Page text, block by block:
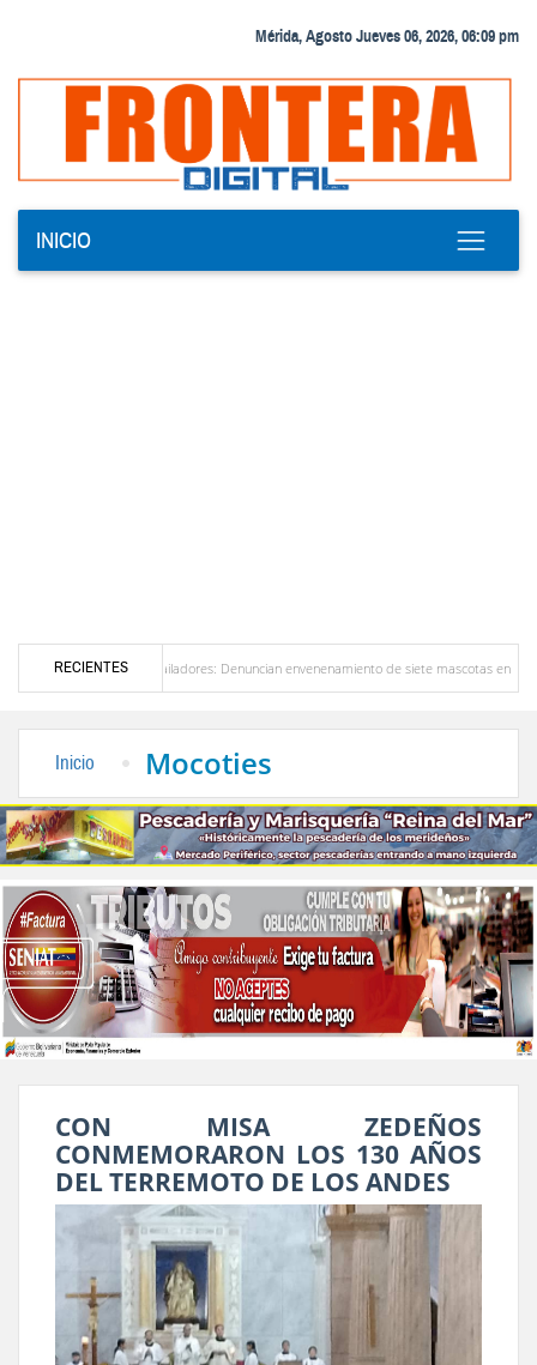
Mérida, Agosto Jueves 06, 2026, 06:09 pm
INICIO
RECIENTES
Denuncian envenenamiento de siete mascotas en El Rincón de La Laguna
Inicio Mocoties
CON MISA ZEDEÑOS
CONMEMORARON LOS 130 AÑOS
DEL TERREMOTO DE LOS ANDES